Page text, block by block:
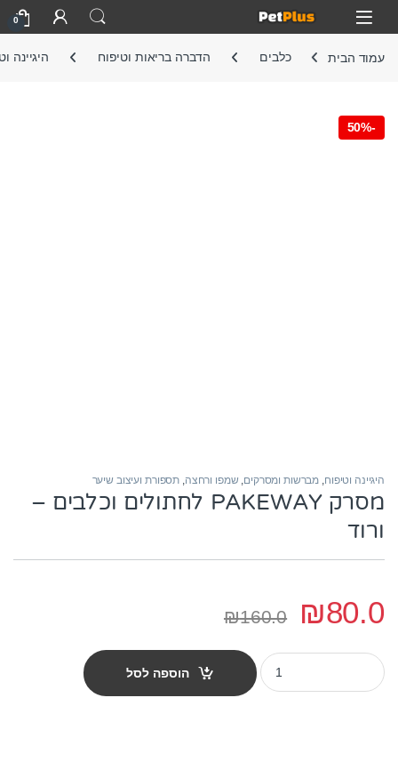
Skip to navigation
Skip to content
Open
0
עמוד הבית כלבים הדברה בריאות וטיפוח היגיינה
-
50%
היגיינה וטיפוח, מברשות ומסרקים,שמפו ורחצה, תספורת ועיצוב שיער
מסרק PAKEWAY לחתולים וכלבים –
ורוד
₪80.0
₪160.0
מסרק PAKEWAY לחתולים וכלבים - ורוד quantity
הוספה לסל